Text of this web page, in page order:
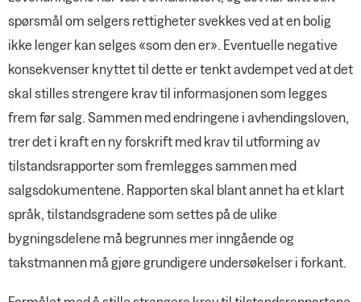
spørsmål om selgers rettigheter svekkes ved at en bolig
ikke lenger kan selges «som den er». Eventuelle negative
konsekvenser knyttet til dette er tenkt avdempet ved at det
skal stilles strengere krav til informasjonen som legges
frem før salg. Sammen med endringene i avhendingsloven,
trer det i kraft en ny forskrift med krav til utforming av
tilstandsrapporter som fremlegges sammen med
salgsdokumentene. Rapporten skal blant annet ha et klart
språk, tilstandsgradene som settes på de ulike
bygningsdelene må begrunnes mer inngående og
takstmannen må gjøre grundigere undersøkelser i forkant.